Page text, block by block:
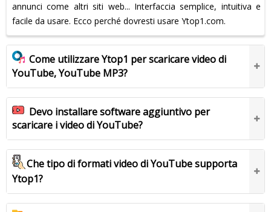
annunci come altri siti web... Interfaccia semplice, intuitiva e
facile da usare. Ecco perché dovresti usare Ytop1.com.
Come utilizzare Ytop1 per scaricare video di
YouTube, YouTube MP3?
Devo installare software aggiuntivo per
scaricare i video di YouTube?
Che tipo di formati video di YouTube supporta
Ytop1?